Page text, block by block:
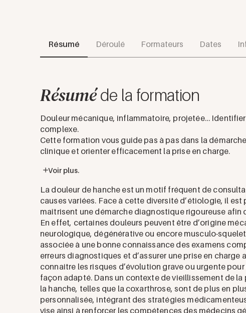
Résumé Déroulé Formateurs Dates
Résuméde la formation
Douleur mécanique, inflammatoire, projetée… Identifier
complexe.
Cette formation vous guide pas à pas dans la
clinique et orienter efficacement la prise en charge.
Voir plus.
La douleur de hanche est un motif fréquent de
causes variées. Face à cette diversité d’étiologie, il
maîtrisent une démarche diagnostique rigoureuse afin
En effet, certaines douleurs peuvent être d’origine
neurologique, dégénérative ou encore musculo-
associée à une bonne connaissance des examens
erreurs diagnostiques et d’assurer une prise en
connaitre les risques d’évolution grave ou urgente
façon adapté. Dans un contexte de vieillissement de
la hanche, telles que la coxarthrose, sont de plus en
personnalisée, intégrant des stratégies
vise ainsi à renforcer les compétences des médecins